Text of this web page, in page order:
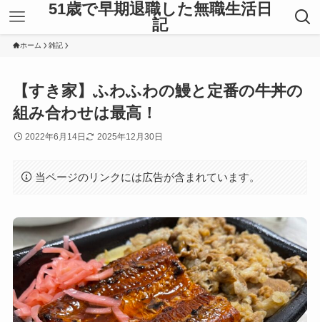
51歳で早期退職した無職生活日
記
ホーム 雑記
【すき家】ふわふわの鰻と定番の牛丼の
組み合わせは最高！
2022年6月14日 2025年12月30日
当ページのリンクには広告が含まれています。